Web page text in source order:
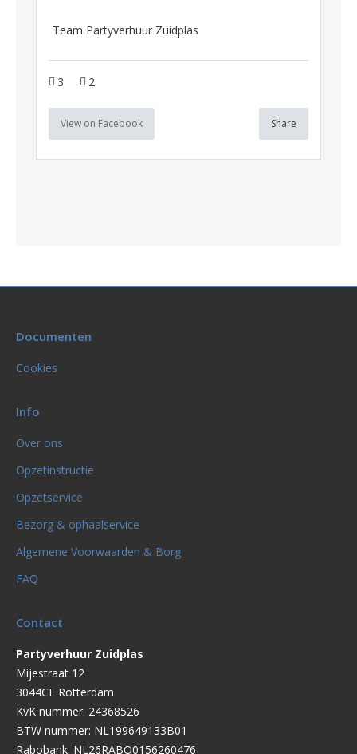
Team Partyverhuur Zuidplas
3 2
View on Facebook Share
Documenten
Cookies
Info
Over ons
Opzetinstructie
Opzetservice
Bezorg & ophaalservice
Algemene Voorwaarden & Borg
FAQ
Contact
Partyverhuur Zuidplas
Mijestraat 12
3044CE Rotterdam
KvK nummer: 24368526
BTW nummer: NL199649133B01
Rabobank: NL26RABO0156260476